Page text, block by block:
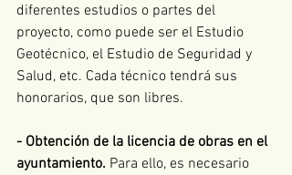
diferentes estudios o partes del
proyecto, como puede ser el Estudio
Geotécnico, el Estudio de Seguridad y
Salud, etc. Cada técnico tendrá sus
honorarios, que son libres.
- Obtención de la licencia de obras en el
ayuntamiento. Para ello, es necesario